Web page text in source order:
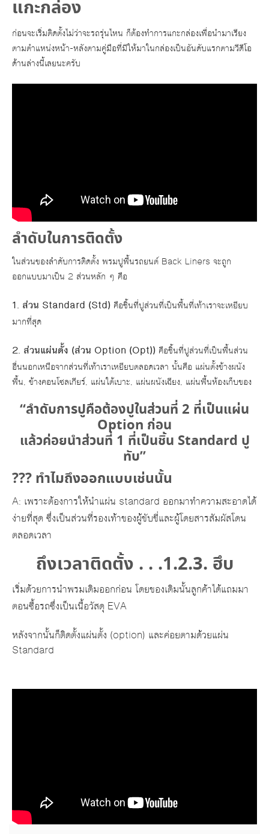
แกะกล่อง
ก่อนจะเริ่มติดตั้งไม่ว่าจะรถรุ่นไหน ก็ต้องทำการแกะกล่องเพื่อนำมาเรียง
ตามตำแหน่งหน้า-หลังตามคู่มือที่มีให้มาในกล่องเป็นอันดับแรกตามวีดีโอ
ด้านล่างนี้เลยนะครับ
ลำดับในการติดตั้ง
ในส่วนของลำดับการติดตั้ง พรมปูพื้นรถยนต์ Back Liners จะถูก
ออกแบบมาเป็น 2 ส่วนหลัก ๆ คือ
1. ส่วน Standard (Std) คือชิ้นที่ปูส่วนที่เป็นพื้นที่เท้าเราจะเหยียบ
มากที่สุด
2. ส่วนแผ่นตั้ง (ส่วน Option (Opt)) คือชิ้นที่ปูส่วนที่เป็นพื้นส่วน
อื่นนอกเหนือจากส่วนที่เท้าเราเหยียบตลอดเวลา นั้นคือ แผ่นตั้งข้างผนัง
พื้น, ข้างคอนโซลเกียร์, แผ่นใต้เบาะ, แผ่นผนังเฉียง, แผ่นพื้นห้องเก็บของ
“ลำดับการปูคือต้องปูในส่วนที่ 2 ที่เป็นแผ่น
Option ก่อน
แล้วค่อยนำส่วนที่ 1 ที่เป็นชิ้น Standard ปู
ทับ”
??? ทำไมถึงออกแบบเช่นนั้น
A: เพราะต้องการให้นำแผ่น standard ออกมาทำความสะอาดได้
ง่ายที่สุด ซึ่งเป็นส่วนที่รองเท้าของผู้ขับขี่และผู้โดยสารสัมผัสโดน
ตลอดเวลา
ถึงเวลาติดตั้ง . . .1.2.3. ฮึบ
เริ่มด้วยการนำพรมเดิมออกก่อน โดยของเดิมนั้นลูกค้าได้แถมมา
ตอนซื้อรถซึ่งเป็นเนื้อวัสดุ EVA
หลังจากนั้นก็ติดตั้งแผ่นตั้ง (option) และค่อยตามด้วยแผ่น
Standard